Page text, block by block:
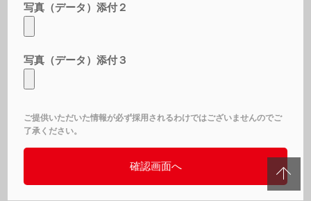
写真（データ）添付２
写真（データ）添付３
ご提供いただいた情報が必ず採用されるわけではございませんのでご
了承ください。